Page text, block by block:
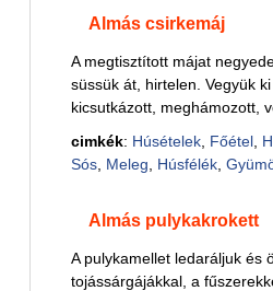
Almás csirkemáj
A megtisztított májat
süssük át, hirtelen. Vegyük
kicsutkázott, meghámozott,
cimkék: Húsételek, Főétel,
Sós, Meleg Húsfélék,
Almás pulykakrokett
A pulykamellet ledaráljuk és
tojássárgájákkal, a